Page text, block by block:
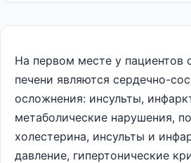
На первом месте у пациентов
печени являются сердечно-
осложнения: инсульты,
метаболические нарушения,
холестерина, инсульты и
давление, гипертонические